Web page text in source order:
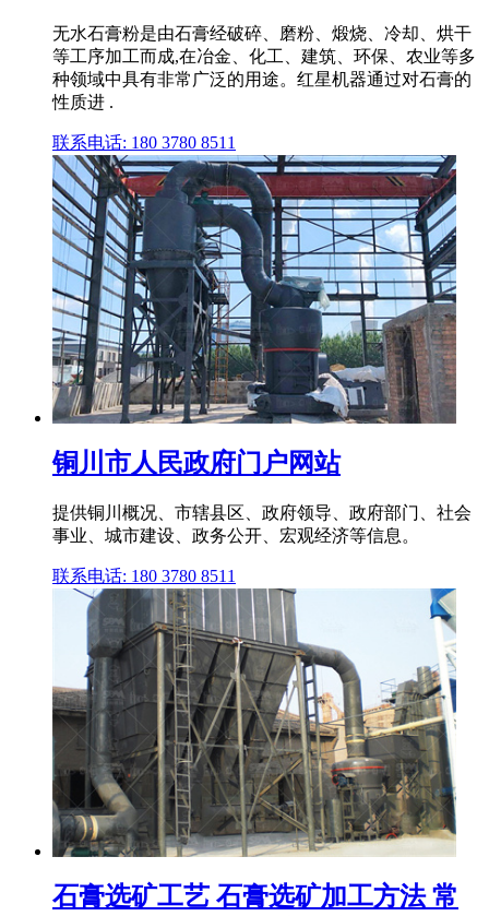
无水石膏粉是由石膏经破碎、磨粉、煅烧、冷却、烘干
等工序加工而成,在冶金、化工、建筑、环保、农业等多
种领域中具有非常广泛的用途。红星机器通过对石膏的
性质进 .
联系电话: 180 3780 8511
铜川市人民政府门户网站
提供铜川概况、市辖县区、政府领导、政府部门、社会
事业、城市建设、政务公开、宏观经济等信息。
联系电话: 180 3780 8511
石膏选矿工艺 石膏选矿加工方法 常